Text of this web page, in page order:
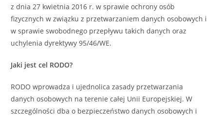
z dnia 27 kwietnia 2016 r. w sprawie ochrony osób
fizycznych w związku z przetwarzaniem danych osobowych i
w sprawie swobodnego przepływu takich danych oraz
uchylenia dyrektywy 95/46/WE.
Jaki jest cel RODO?
RODO wprowadza i ujednolica zasady przetwarzania
danych osobowych na terenie całej Unii Europejskiej. W
szczególności dba o bezpieczeństwo danych osobowych i